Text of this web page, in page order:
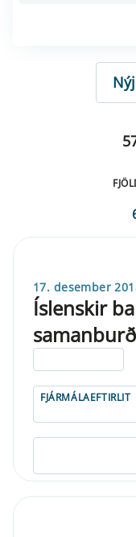
RÖÐUN
17. desember
Íslenskir
FJÁRMÁLAEFTIRLIT